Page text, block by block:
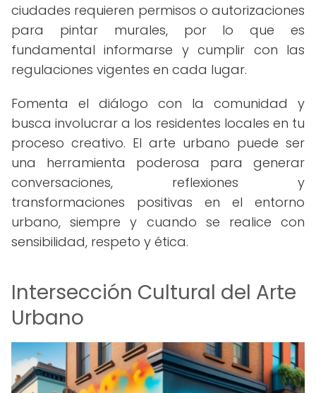
ciudades requieren permisos o autorizaciones
para pintar murales, por lo que es
fundamental informarse y cumplir con las
regulaciones vigentes en cada lugar.
Fomenta el diálogo con la comunidad y
busca involucrar a los residentes locales en tu
proceso creativo. El arte urbano puede ser
una herramienta poderosa para generar
conversaciones, reflexiones y
transformaciones positivas en el entorno
urbano, siempre y cuando se realice con
sensibilidad, respeto y ética.
Intersección Cultural del Arte
Urbano